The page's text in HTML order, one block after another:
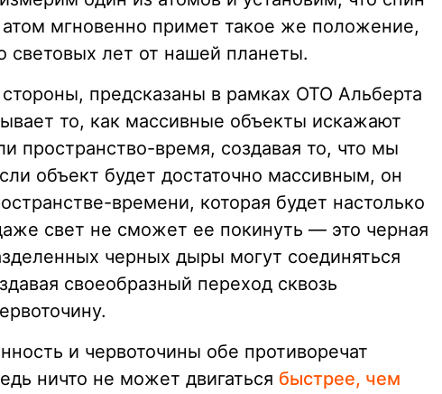
атом мгновенно примет такое же положение,
световых лет от нашей планеты.
предсказаны в рамках ОТО Альберта
то, как массивные объекты искажают
пространство-время, создавая то, что мы
объект будет достаточно массивным, он
времени, которая будет настолько
свет не сможет ее покинуть — это черная
черных дыры могут соединяться
своеобразный переход сквозь
и червоточины обе противоречат
ничто не может двигаться быстрее, чем